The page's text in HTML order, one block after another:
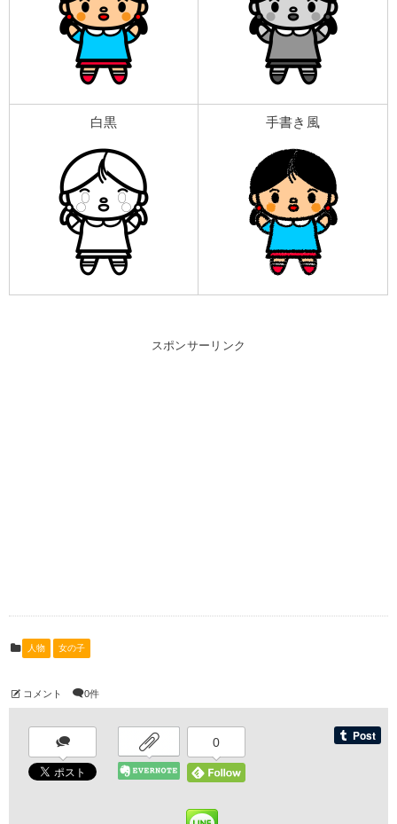
白黒 手書き風
スポンサーリンク
人物 女の子
コメント 0件
0